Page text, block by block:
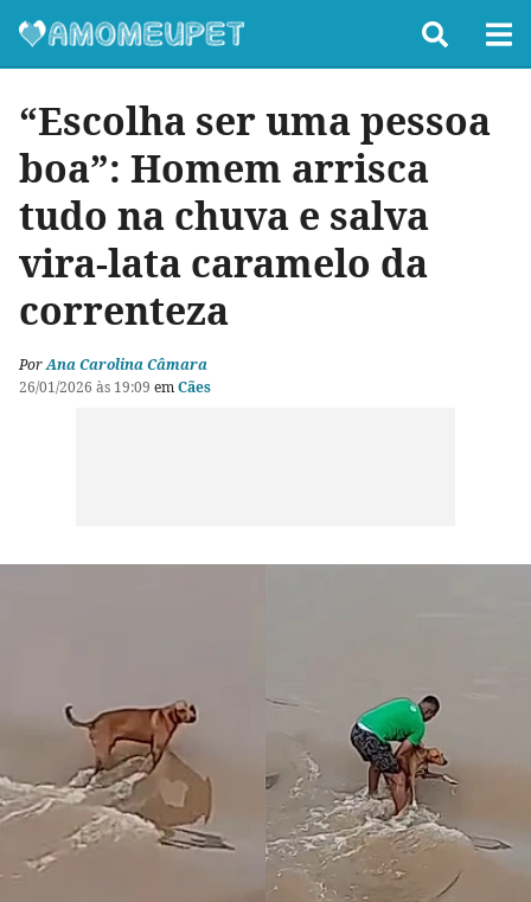
“Escolha ser uma pessoa
boa”: Homem arrisca
tudo na chuva e salva
vira-lata caramelo da
correnteza
PorAna Carolina Câmara
26/01/2026 às 19:09 emCães